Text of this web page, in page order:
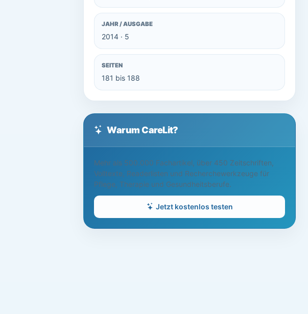
JAHR / AUSGABE
2014 · 5
SEITEN
181 bis 188
Warum CareLit?
Mehr als 500.000 Fachartikel, über 450 Zeitschriften,
Volltexte, Readerlisten und Recherchewerkzeuge für
Pflege, Therapie und Gesundheitsberufe.
Jetzt kostenlos testen